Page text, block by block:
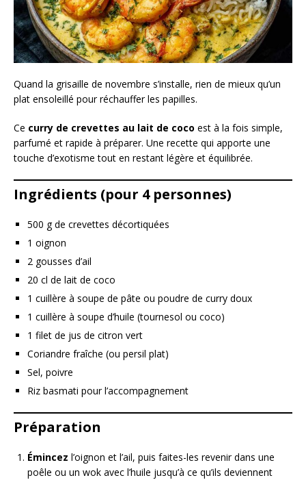
Quand la grisaille de novembre s’installe, rien de mieux qu’un
plat ensoleillé pour réchauffer les papilles.
Ce curry de crevettes au lait de coco est à la fois simple,
parfumé et rapide à préparer. Une recette qui apporte une
touche d’exotisme tout en restant légère et équilibrée.
Ingrédients (pour 4 personnes)
500 g de crevettes décortiquées
1 oignon
2 gousses d’ail
20 cl de lait de coco
1 cuillère à soupe de pâte ou poudre de curry doux
1 cuillère à soupe d’huile (tournesol ou coco)
1 filet de jus de citron vert
Coriandre fraîche (ou persil plat)
Sel, poivre
Riz basmati pour l’accompagnement
Préparation
Émincez l’oignon et l’ail, puis faites-les revenir dans une
poêle ou un wok avec l’huile jusqu’à ce qu’ils deviennent